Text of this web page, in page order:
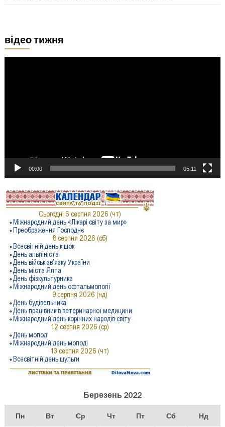
відео тижня
00:00 05:11
Березень 2022
Пн Вт Ср Чт Пт Сб Нд